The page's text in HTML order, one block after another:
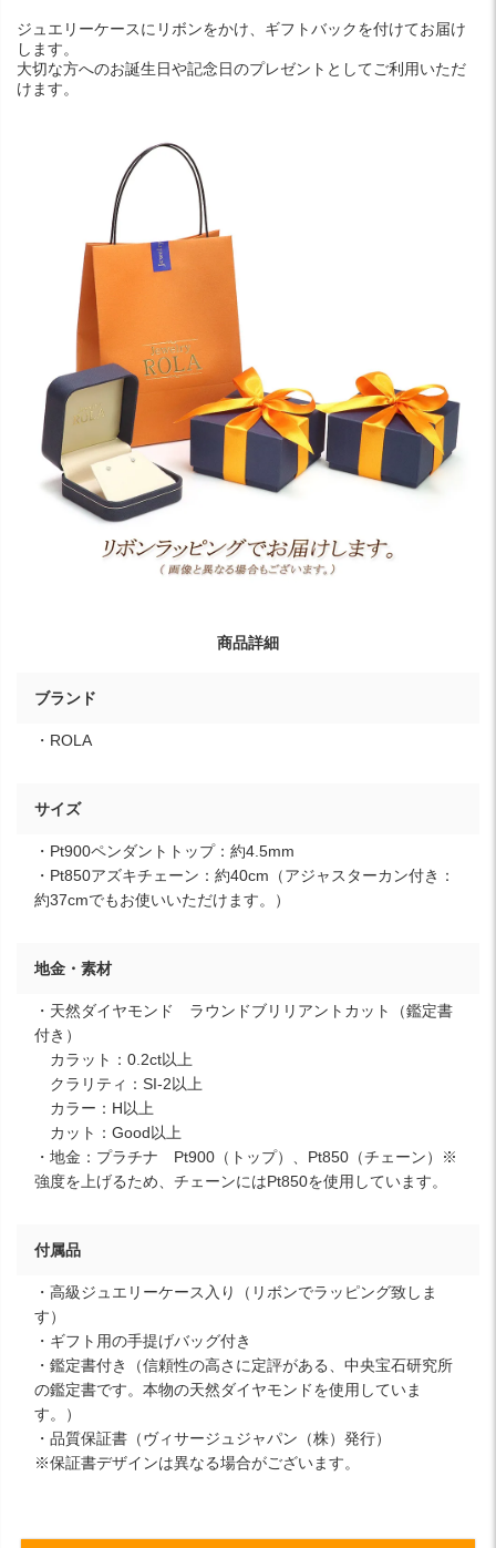
ジュエリーケースにリボンをかけ、ギフトバックを付けてお届け
します。
大切な方へのお誕生日や記念日のプレゼントとしてご利用いただ
けます。
商品詳細
ブランド
・ROLA
サイズ
・Pt900ペンダントトップ：約4.5mm
・Pt850アズキチェーン：約40cm（アジャスターカン付き：
約37cmでもお使いいただけます。）
地金・素材
・天然ダイヤモンド ラウンドブリリアントカット（鑑定書
付き）
カラット：0.2ct以上
クラリティ：SI-2以上
カラー：H以上
カット：Good以上
・地金：プラチナ Pt900（トップ）、Pt850（チェーン）※
強度を上げるため、チェーンにはPt850を使用しています。
付属品
・高級ジュエリーケース入り（リボンでラッピング致しま
す）
・ギフト用の手提げバッグ付き
・鑑定書付き（信頼性の高さに定評がある、中央宝石研究所
の鑑定書です。本物の天然ダイヤモンドを使用していま
す。）
・品質保証書（ヴィサージュジャパン（株）発行）
※保証書デザインは異なる場合がございます。